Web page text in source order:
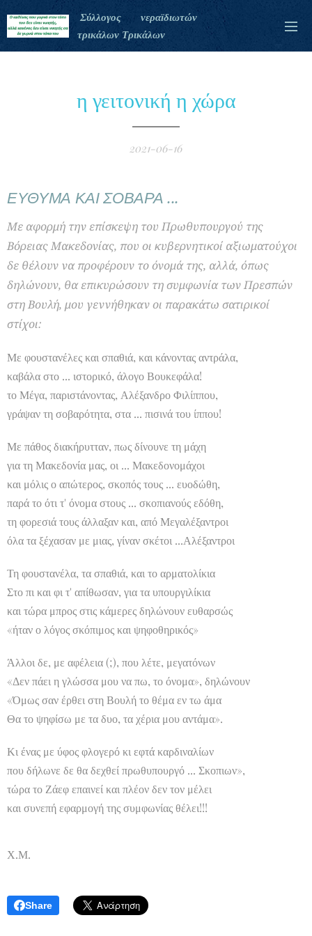
Σύλλογος νεραϊδιωτών
τρικάλων Τρικάλων
η γειτονική η χώρα
2021-06-16
ΕΥΘΥΜΑ ΚΑΙ ΣΟΒΑΡΑ ...
Με αφορμή την επίσκεψη του Πρωθυπουργού της
Βόρειας Μακεδονίας, που οι κυβερνητικοί αξιωματούχοι
δε θέλουν να προφέρουν το όνομά της, αλλά, όπως
δηλώνουν, θα επικυρώσουν τη συμφωνία των Πρεσπών
στη Βουλή, μου γεννήθηκαν οι παρακάτω σατιρικοί
στίχοι:
Με φουστανέλες και σπαθιά, και κάνοντας αντράλα,
καβάλα στο ... ιστορικό, άλογο Βουκεφάλα!
το Μέγα, παριστάνοντας, Αλέξανδρο Φιλίππου,
γράψαν τη σοβαρότητα, στα ... πισινά του ίππου!
Με πάθος διακήρυτταν, πως δίνουνε τη μάχη
για τη Μακεδονία μας, οι ... Μακεδονομάχοι
και μόλις ο απώτερος, σκοπός τους ... ευοδώθη,
παρά το ότι τ' όνομα στους ... σκοπιανούς εδόθη,
τη φορεσιά τους άλλαξαν και, από Μεγαλέξαντροι
όλα τα ξέχασαν με μιας, γίναν σκέτοι ...Αλέξαντροι
Τη φουστανέλα, τα σπαθιά, και το αρματολίκια
Στο πι και φι τ' απίθωσαν, για τα υπουργιλίκια
και τώρα μπρος στις κάμερες δηλώνουν ευθαρσώς
«ήταν ο λόγος σκόπιμος και ψηφοθηρικός»
Άλλοι δε, με αφέλεια (;), που λέτε, μεγατόνων
«Δεν πάει η γλώσσα μου να πω, το όνομα», δηλώνουν
«Όμως σαν έρθει στη Βουλή το θέμα εν τω άμα
Θα το ψηφίσω με τα δυο, τα χέρια μου αντάμα».
Κι ένας με ύφος φλογερό κι εφτά καρδιναλίων
που δήλωνε δε θα δεχθεί πρωθυπουργό ... Σκοπιων»,
τώρα το Ζάεφ επαινεί και πλέον δεν τον μέλει
και συνεπή εφαρμογή της συμφωνίας θέλει!!!
Χ.Μ.
Share